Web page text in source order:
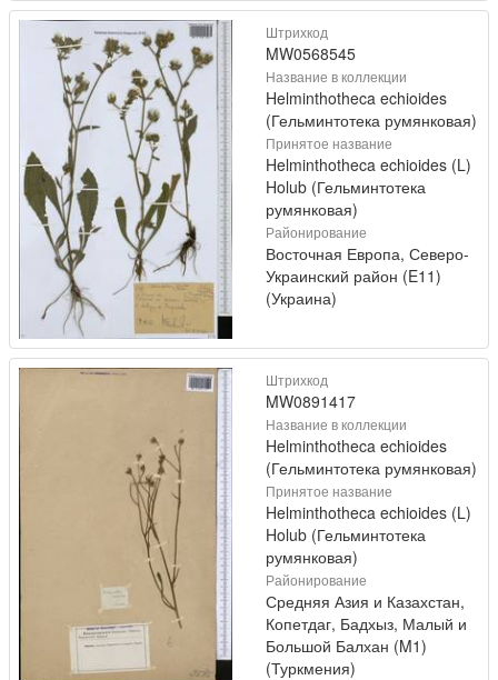
Штрихкод
MW0568545
Название в коллекции
Helminthotheca echioides
(Гельминтотека румянковая)
Принятое название
Helminthotheca echioides (L)
Holub (Гельминтотека
румянковая)
Районирование
Восточная Европа, Северо-
Украинский район (E11)
(Украина)
Штрихкод
MW0891417
Название в коллекции
Helminthotheca echioides
(Гельминтотека румянковая)
Принятое название
Helminthotheca echioides (L)
Holub (Гельминтотека
румянковая)
Районирование
Средняя Азия и Казахстан,
Копетдаг, Бадхыз, Малый и
Большой Балхан (M1)
(Туркмения)